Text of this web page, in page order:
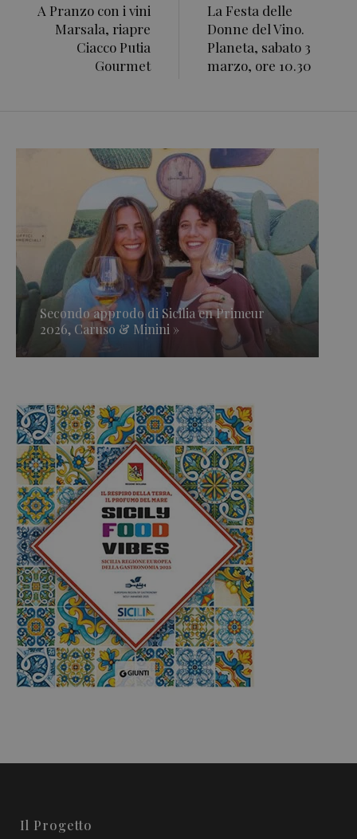
A Pranzo con i vini
Marsala, riapre
Ciacco Putia
Gourmet
La Festa delle
Donne del Vino.
Planeta, sabato 3
marzo, ore 10.30
Secondo approdo di Sicilia en Primeur
2026, Caruso & Minini »
Il Progetto